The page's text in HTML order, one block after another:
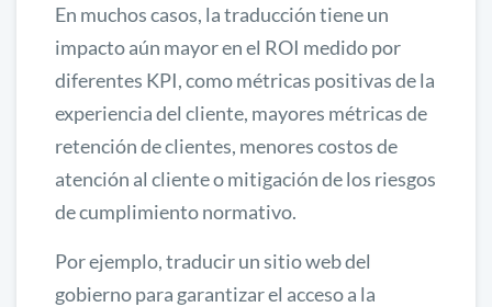
En muchos casos, la traducción tiene un
impacto aún mayor en el ROI medido por
diferentes KPI, como métricas positivas de la
experiencia del cliente, mayores métricas de
retención de clientes, menores costos de
atención al cliente o mitigación de los riesgos
de cumplimiento normativo.
Por ejemplo, traducir un sitio web del
gobierno para garantizar el acceso a la